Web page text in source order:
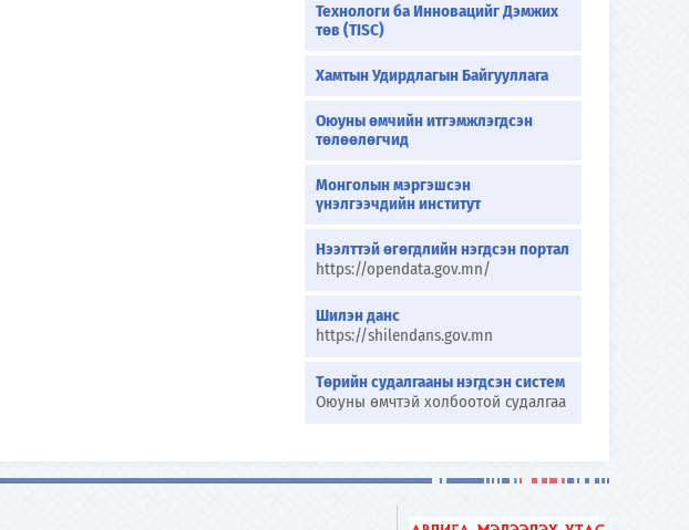
Технологи ба Инновацийг Дэмжих
төв (TISC)
Хамтын Удирдлагын Байгууллага
Оюуны өмчийн итгэмжлэгдсэн
төлөөлөгчид
Монголын мэргэшсэн
үнэлгээчдийн институт
Нээлттэй өгөгдлийн нэгдсэн портал
https://opendata.gov.mn/
Шилэн данс
https://shilendans.gov.mn
Төрийн судалгааны нэгдсэн систем
Оюуны өмчтэй холбоотой судалгаа